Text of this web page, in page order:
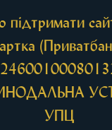
підтримати
УПЦ